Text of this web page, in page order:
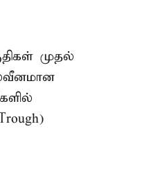
முதல்